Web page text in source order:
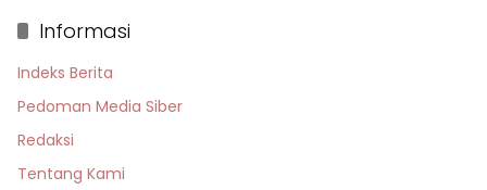
Informasi
Indeks Berita
Pedoman Media Siber
Redaksi
Tentang Kami